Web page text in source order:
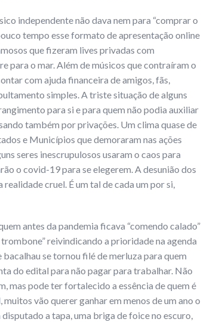
independente não dava nem para “comprar o
tempo esse formato de apresentação online
que fizeram lives privadas com
para o mar. Além de músicos que contraíram o
com ajuda financeira de amigos, fãs,
simples. A triste situação de alguns
para si e para quem não podia auxiliar
também por privações. Um clima quase de
e Municípios que demoraram nas ações
seres inescrupulosos usaram o caos para
o covid-19 para se elegerem. A desunião dos
cruel. É um tal de cada um por si,
antes da pandemia ficava “comendo calado”
reivindicando a prioridade na agenda
se tornou filé de merluza para quem
do edital para não pagar para trabalhar. Não
mas pode ter fortalecido a essência de quem é
vão querer ganhar em menos de um ano o
a tapa, uma briga de foice no escuro,